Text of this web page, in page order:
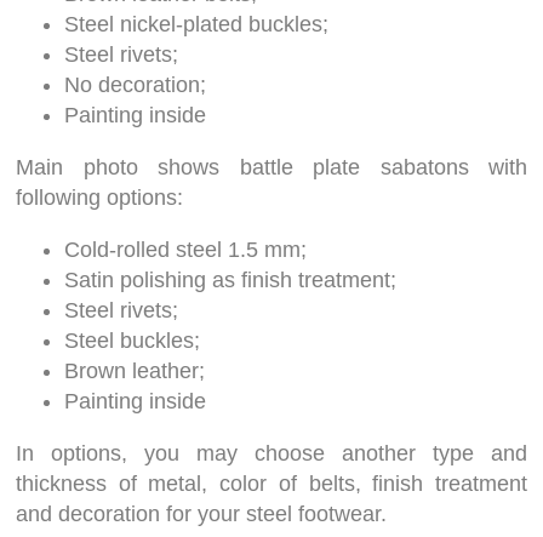
Steel nickel-plated buckles;
Steel rivets;
No decoration;
Painting inside
Main photo shows battle plate sabatons with
following options:
Cold-rolled steel 1.5 mm;
Satin polishing as finish treatment;
Steel rivets;
Steel buckles;
Brown leather;
Painting inside
In options, you may choose another type and
thickness of metal, color of belts, finish treatment
and decoration for your steel footwear.